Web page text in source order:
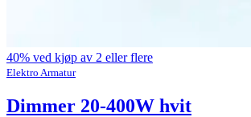
40% ved kjøp av 2 eller flere
Elektro Armatur
Dimmer 20-400W hvit